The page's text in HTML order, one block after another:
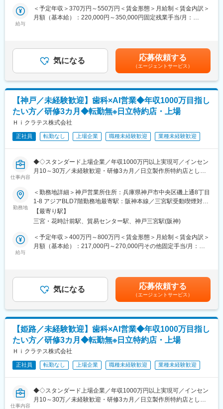
ンで、ゆくゆくは新規開拓もお任せいたします。外科製品の販売
においては手術に立ち会うこともあり、実際の臨床現場での製品
■入社後の研修について：
導入研修・OJTを通じて仕事を学びます。入社後2～3カ月間は
OJTで知識をつけていただき、早ければ2～3カ月、遅ければ半年
他、社風としても社員同士で助け合う風土がありますので業界未
経験であってもご安心ください。
■組織構成：
営業は4部門に分かれていますが、今回はクリティカルケア製品
（人工呼吸器、救急・麻酔関連製品等）及び病院設備関連製品
（手術用無影灯、手術台等）、もしくは脳神経外科製品（電気メ
ス、圧可変式シャントバルブ等）の担当となります。
■同社の魅力
【幅広い商品群】
開発、販売の歴史を持つ人工呼吸器のみならず、急性期領域、在
品群を持ちます。
【日系×世界展開の医療機器企業】
日本における最先端医療機器の輸入商社として国内トップシェア
の製品を持ち、海外グループ会社による世界規模(アメリカ、フラ
献性が高く、安定している医療業界かつ日本の歴史あるグローバ
ル企業という非常に珍しい同社にて力を存分に発揮して頂きたい
社グループメーカーによる製品開発・製造にも積極的に取り組ん
でいるほか、現場の声を生かしたOEMブランド「tkbシリーズ」も
展開しています。
変更の範囲：会社の定める業務
給与
＜予定年収＞370万円～550万円＜賃金形態＞月給制＜賃金内訳＞
月額（基本給）：220,000円～350,000円固定残業手当/月：
経験・スキル考慮の上決定します。賃金はあくまでも目安の金額
であり、選考を通じて上下する可能性があります。月給(月額)は固
定手当を含めた表記です。
気になる 応募依頼する
（エージェントサービス）
【神戸／未経験歓迎】歯科×AI営業◆年収1000万目指し
たい方／研修3カ月◆転勤無※日立特約店・上場
Ｈｉクラテス株式会社
正社員 転勤なし 上場企業 職種未経験歓迎 業種未経験歓迎
仕事内容
◆◇スタンダード上場企業／年収1000万円以上実現可／インセン
月10～30万／未経験歓迎・研修3カ月／日立製作所特約店として
倒的に稼ぎたい方へ◆◇
■業務内容
医療×AIソリューション営業
・顧客の業務効率を高めるシステム提案（BtoB営業）
・システムの操作説明、サポート、新規システムの導入提案
・顧客からの依頼・要望等のヒアリング
案営業を行います。
会社の方針として「サポートなくして販売なし」を掲げており、
営業がアフターフォローまで深く関与します。
す。
■メイン商材
・AI・音声入力対応の歯科電子カルテ統合システム
（電子カルテ、レセプト、画像管理、患者説明などを統合管理）
・AI・音声対応の歯周病検査システム
・その他オプション製品
■入社後の流れ：
入社後3ヶ月程度は同社の宿泊研修施設「セミナーハウス」にて研
勤務地
＜勤務地詳細＞神戸営業所住所：兵庫県神戸市中央区磯上通8丁目
1-8 アジアBLD7階勤務地最寄駅：阪神本線／三宮駅受動喫煙対
策：屋内全面禁煙変更の範囲：会社の定める事業所
【最寄り駅】
三宮・花時計前駅、貿易センター駅、神戸三宮駅(阪神)
給与
＜予定年収＞400万円～800万円＜賃金形態＞月給制＜賃金内訳＞
月額（基本給）：217,000円～270,000円その他固定手当/月：
業手当＞有＜給与補足＞※上記年収条件はあくまで目安であり、ス
キルによってはこれ以上に上がる可能性があります。■昇給：1ヶ
月あたり5,000円／月（過去実績）■賞与：年3回、60万円～450万
円（過去実績）賃金はあくまでも目安の金額であり、選考を通じ
て上下する可能性があります。月給(月額)は固定手当を含めた表記
です。
気になる 応募依頼する
（エージェントサービス）
【姫路／未経験歓迎】歯科×AI営業◆年収1000万目指し
たい方／研修3カ月◆転勤無※日立特約店・上場
Ｈｉクラテス株式会社
正社員 転勤なし 上場企業 職種未経験歓迎 業種未経験歓迎
仕事内容
◆◇スタンダード上場企業／年収1000万円以上実現可／インセン
月10～30万／未経験歓迎・研修3カ月／日立製作所特約店として